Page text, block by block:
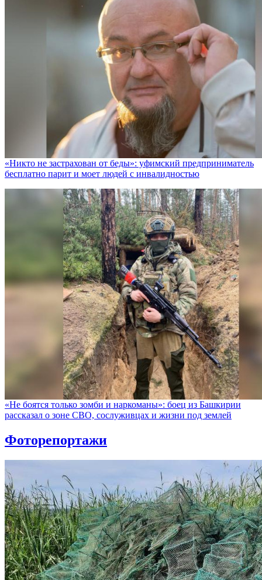
«Никто не заcтрахован от беды»: уфимский предприниматель
бесплатно парит и моет людей с инвалидностью
«Не боятся только зомби и наркоманы»: боец из Башкирии
рассказал о зоне СВО, сослуживцах и жизни под землей
Фоторепортажи